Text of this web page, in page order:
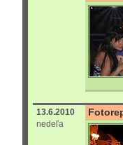
13.6.2010
nedeľa